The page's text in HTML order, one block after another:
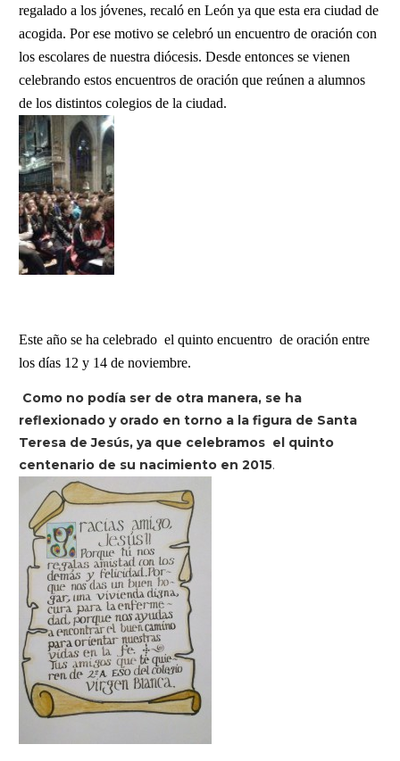
regalado a los jóvenes, recaló en León ya que esta era ciudad de
acogida. Por ese motivo se celebró un encuentro de oración con
los escolares de nuestra diócesis. Desde entonces se vienen
celebrando estos encuentros de oración que reúnen a alumnos
de los distintos colegios de la ciudad.
Este año se ha celebrado el quinto encuentro de oración entre
los días 12 y 14 de noviembre.
Como no podía ser de otra manera, se ha
reflexionado y orado en torno a la figura de Santa
Teresa de Jesús, ya que celebramos el quinto
centenario de su nacimiento en 2015.